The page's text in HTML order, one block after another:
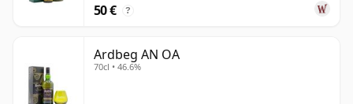
50 € ?
Ardbeg AN OA
70cl • 46.6%